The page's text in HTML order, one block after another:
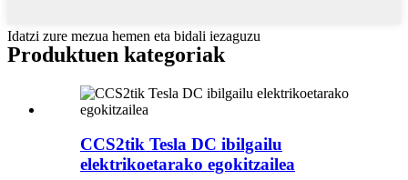
Idatzi zure mezua hemen eta bidali iezaguzu
Produktuen kategoriak
CCS2tik Tesla DC ibilgailu
elektrikoetarako egokitzailea